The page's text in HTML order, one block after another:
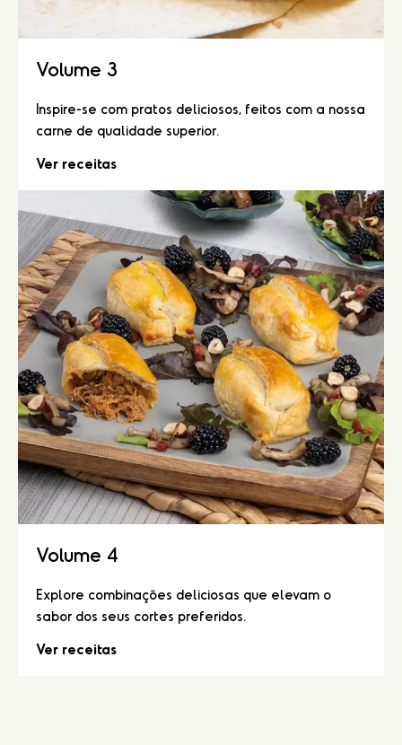
Volume 3
Inspire-se com pratos deliciosos, feitos com a nossa
carne de qualidade superior.
Ver receitas
Volume 4
Explore combinações deliciosas que elevam o
sabor dos seus cortes preferidos.
Ver receitas